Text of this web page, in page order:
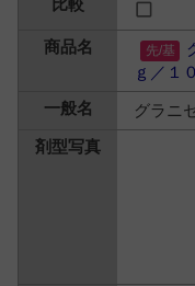
ｇ／１
グラニ